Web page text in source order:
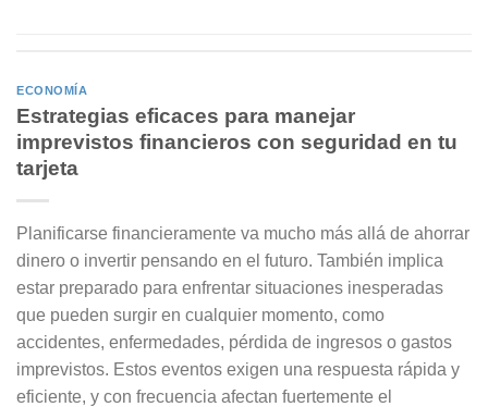
ECONOMÍA
Estrategias eficaces para manejar
imprevistos financieros con seguridad en tu
tarjeta
Planificarse financieramente va mucho más allá de ahorrar
dinero o invertir pensando en el futuro. También implica
estar preparado para enfrentar situaciones inesperadas
que pueden surgir en cualquier momento, como
accidentes, enfermedades, pérdida de ingresos o gastos
imprevistos. Estos eventos exigen una respuesta rápida y
eficiente, y con frecuencia afectan fuertemente el